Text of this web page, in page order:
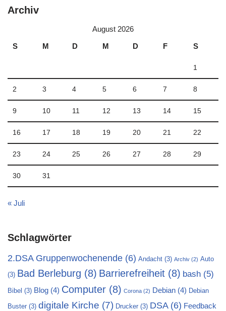
Archiv
August 2026
S
M D M D F S
1
2 3 4 5 6 7 8
9 10 11 12 13 14 15
16 17 18 19 20 21 22
23 24 25 26 27 28 29
30 31
« Juli
Schlagwörter
2.DSA Gruppenwochenende (6) Andacht (3) Archiv (2) Auto
(3) Bad Berleburg (8) Barrierefreiheit (8) bash (5)
Bibel (3) Blog (4) Computer (8) Corona (2) Debian (4) Debian
Buster (3) digitale Kirche (7) Drucker (3) DSA(6) Feedback